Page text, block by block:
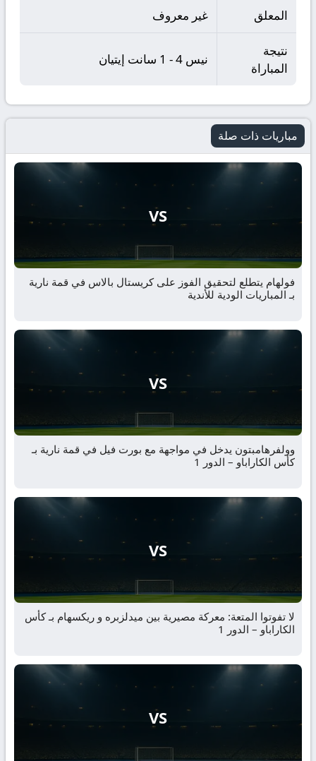
المعلق غير معروف
نتيجة
المباراة
نيس 4 - 1 سانت إيتيان
مباريات ذات صلة
VS
فولهام يتطلع لتحقيق الفوز على كريستال بالاس في قمة نارية
بـ المباريات الودية للأندية
VS
وولفرهامبتون يدخل في مواجهة مع بورت فيل في قمة نارية بـ
كأس الكاراباو – الدور 1
VS
لا تفوتوا المتعة: معركة مصيرية بين ميدلزبره و ريكسهام بـ كأس
الكاراباو – الدور 1
VS